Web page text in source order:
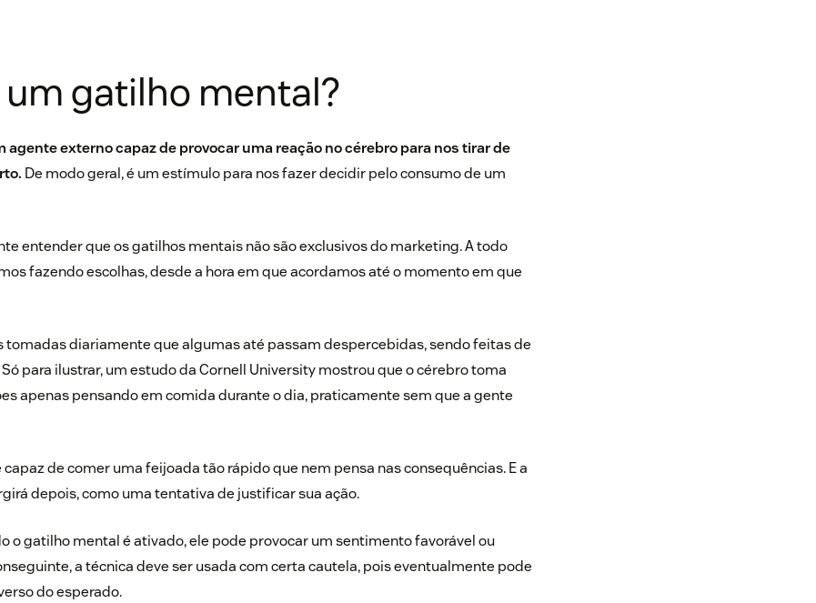
um gatilho mental?
agente externo capaz de provocar uma reação no cérebro para nos tirar de
De modo geral, é um estímulo para nos fazer decidir pelo consumo de um
entender que os gatilhos mentais não são exclusivos do marketing. A todo
fazendo escolhas, desde a hora em que acordamos até o momento em que
tomadas diariamente que algumas até passam despercebidas, sendo feitas de
para ilustrar, umestudo da Cornell Universitymostrou que o cérebro toma
apenas pensando em comida durante o dia, praticamente sem que a gente
capaz de comer uma feijoada tão rápido que nem pensa nas consequências. E a
depois, como uma tentativa de justificar sua ação.
o gatilho mental é ativado, ele pode provocar um sentimento favorável ou
a técnica deve ser usada com certa cautela, pois eventualmente pode
do esperado.